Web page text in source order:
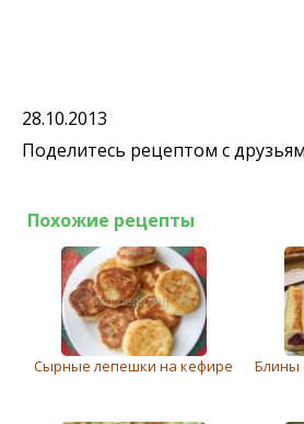
28.10.2013
Поделитесь рецептом с
Похожие рецепты
Сырные лепешки на кефире Блины